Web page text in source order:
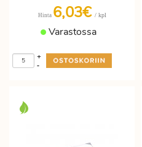
Hinta 6,03€ / kpl
Varastossa
-
+